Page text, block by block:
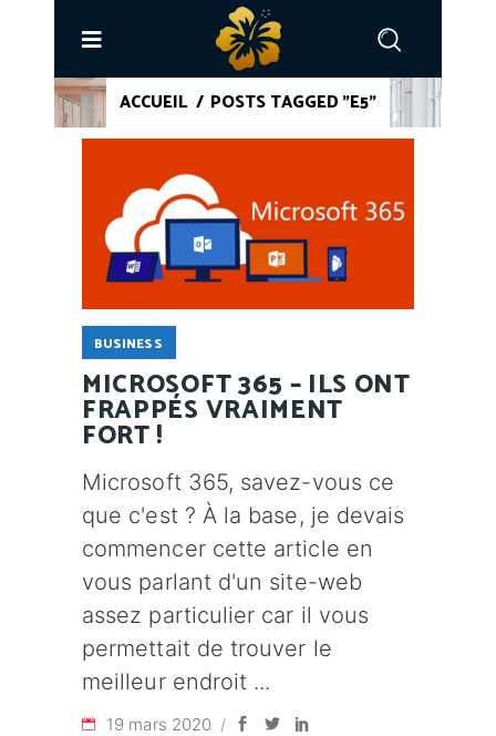
ACCUEIL / POSTS TAGGED "E5"
BUSINESS
MICROSOFT 365 – ILS ONT
FRAPPÉS VRAIMENT
FORT !
Microsoft 365, savez-vous ce
que c'est ? À la base, je devais
commencer cette article en
vous parlant d'un site-web
assez particulier car il vous
permettait de trouver le
meilleur endroit
19 mars 2020